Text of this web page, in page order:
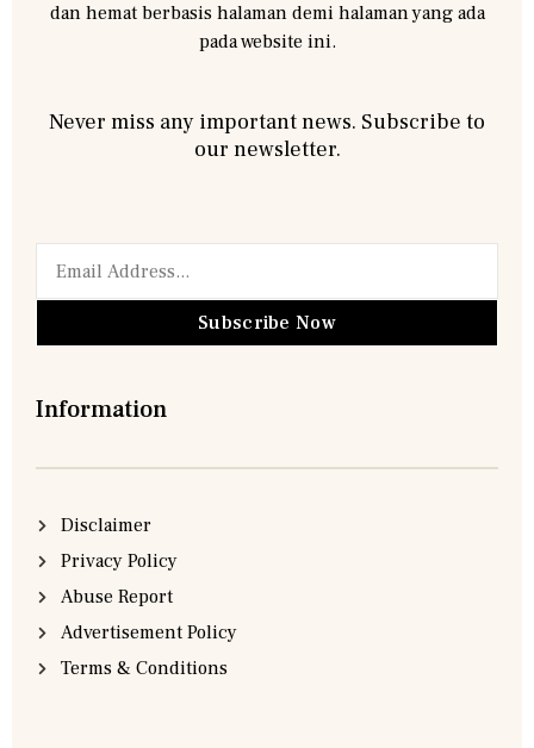
dan hemat berbasis halaman demi halaman yang ada
pada website ini.
Never miss any important news. Subscribe to
our newsletter.
Subscribe Now
Information
Disclaimer
Privacy Policy
Abuse Report
Advertisement Policy
Terms & Conditions